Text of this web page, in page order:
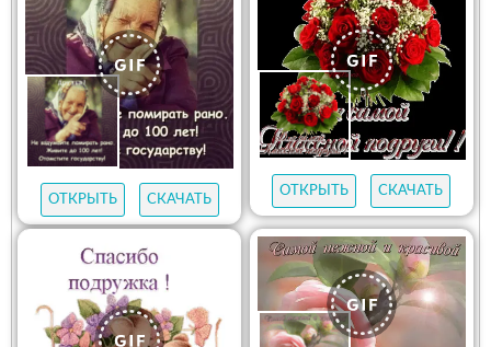
ОТКРЫТЬ СКАЧАТЬ
ОТКРЫТЬ СКАЧАТЬ